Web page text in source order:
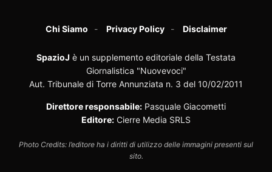
Chi Siamo Privacy Policy Disclaimer
SpazioJ è un supplemento editoriale della Testata
Giornalistica "Nuovevoci"
Aut. Tribunale di Torre Annunziata n. 3 del 10/02/2011
Direttore responsabile: Pasquale Giacometti
Editore: Cierre Media SRLS
Photo Credits: l’editore ha i diritti di utilizzo delle immagini presenti sul
sito.